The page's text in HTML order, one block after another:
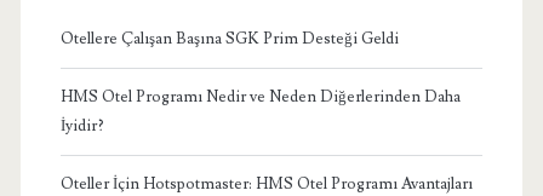
Otellere Çalışan Başına SGK Prim Desteği Geldi
HMS Otel Programı Nedir ve Neden Diğerlerinden Daha
İyidir?
Oteller İçin Hotspotmaster: HMS Otel Programı Avantajları